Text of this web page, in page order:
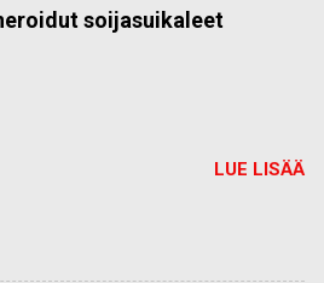
soijasuikaleet
LUE LISÄÄ